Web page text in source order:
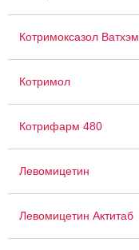
Котримоксазол Ватхэм
Котримол
Котрифарм 480
Левомицетин
Левомицетин Актитаб